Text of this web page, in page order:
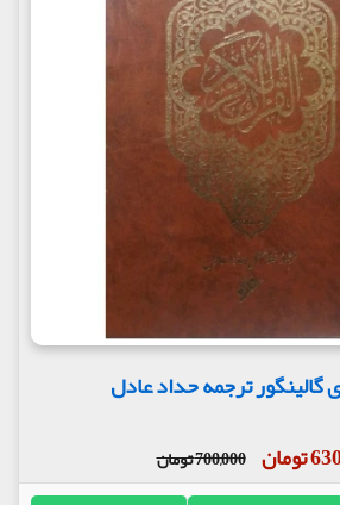
گالینگور ترجمه حداد عادل
700,000 تومان